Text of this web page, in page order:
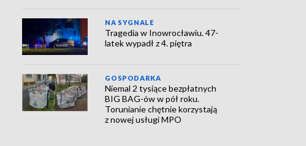
NA SYGNALE
Tragedia w Inowrocławiu. 47-
latek wypadł z 4. piętra
GOSPODARKA
Niemal 2 tysiące bezpłatnych
BIG BAG-ów w pół roku.
Torunianie chętnie korzystają
z nowej usługi MPO